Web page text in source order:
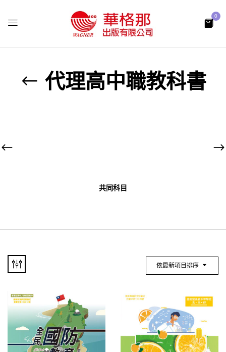
0
代理高中職教科書
共同科目
依最新項目排序